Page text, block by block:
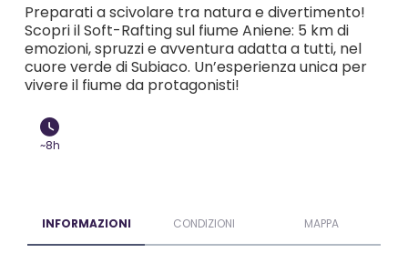
Preparati a scivolare tra natura e divertimento!
Scopri il Soft-Rafting sul fiume Aniene: 5 km di
emozioni, spruzzi e avventura adatta a tutti, nel
cuore verde di Subiaco. Un’esperienza unica per
vivere il fiume da protagonisti!
~8h
INFORMAZIONI CONDIZIONI MAPPA